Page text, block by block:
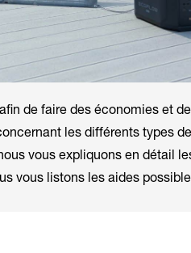
de faire des économies et
les différents types de
vous expliquons en détail
vous listons les aides